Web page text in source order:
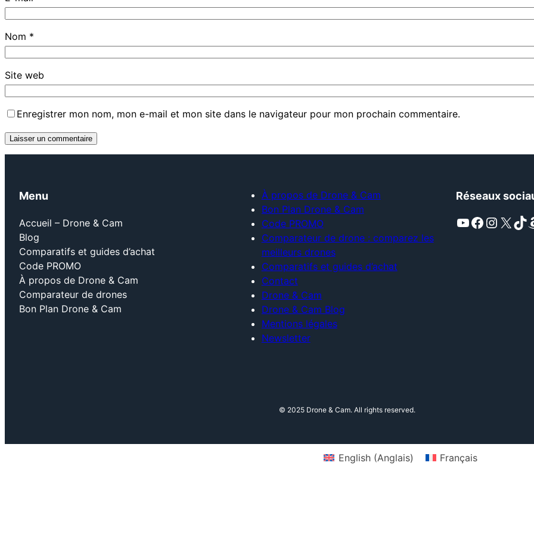
Nom *
Site web
Enregistrer mon nom, mon e-mail et mon site dans le navigateur pour mon prochain commentaire.
Menu
Accueil – Drone & Cam
Blog
Comparatifs et guides d’achat
Code PROMO
À propos de Drone & Cam
Comparateur de drones
Bon Plan Drone & Cam
À propos de Drone & Cam
Bon Plan Drone & Cam
Code PROMO
Comparateur de drone : comparez les
meilleurs drones
Comparatifs et guides d’achat
Contact
Drone & Cam
Drone & Cam Blog
Mentions légales
Newsletter
Réseaux
YouTube Facebook Instagram X TikTok
© 2025 Drone & Cam. All rights reserved.
English(Anglais) Français